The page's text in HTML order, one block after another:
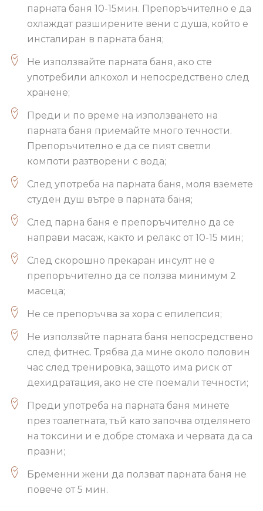
парната баня 10-15мин. Препоръчително е да
охлаждат разширените вени с душа, който е
инсталиран в парната баня;
Не използвайте парната баня, ако сте
употребили алкохол и непосредствено след
хранене;
Преди и по време на използването на
парната баня приемайте много течности.
Препоръчително е да се пият светли
компоти разтворени с вода;
След употреба на парната баня, моля вземете
студен душ вътре в парната баня;
След парна баня е препоръчително да се
направи масаж, както и релакс от 10-15 мин;
След скорошно прекаран инсулт не е
препоръчително да се ползва минимум 2
масеца;
Не се препоръчва за хора с епилепсия;
Не използвйте парната баня непосредствено
след фитнес. Трябва да мине около половин
час след тренировка, защото има риск от
дехидратация, ако не сте поемали течности;
Преди употреба на парната баня минете
през тоалетната, тъй като започва отделянето
на токсини и е добре стомаха и червата да са
празни;
Бременни жени да ползват парната баня не
повече от 5 мин.